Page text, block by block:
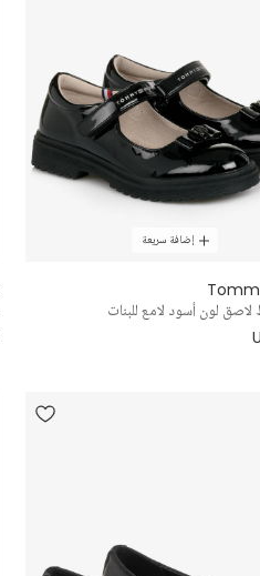
إضافة سريعة
لون أسود لامع للبنات